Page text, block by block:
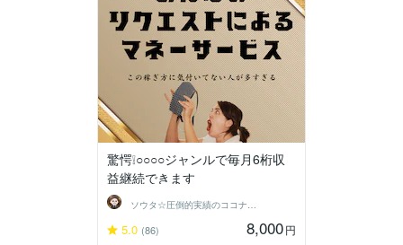
驚愕❕○○○○ジャンルで毎月6桁収
益継続できます
ソウタ☆圧倒的実績のココナ ラのコンサル
5.0 (86) 8,000円